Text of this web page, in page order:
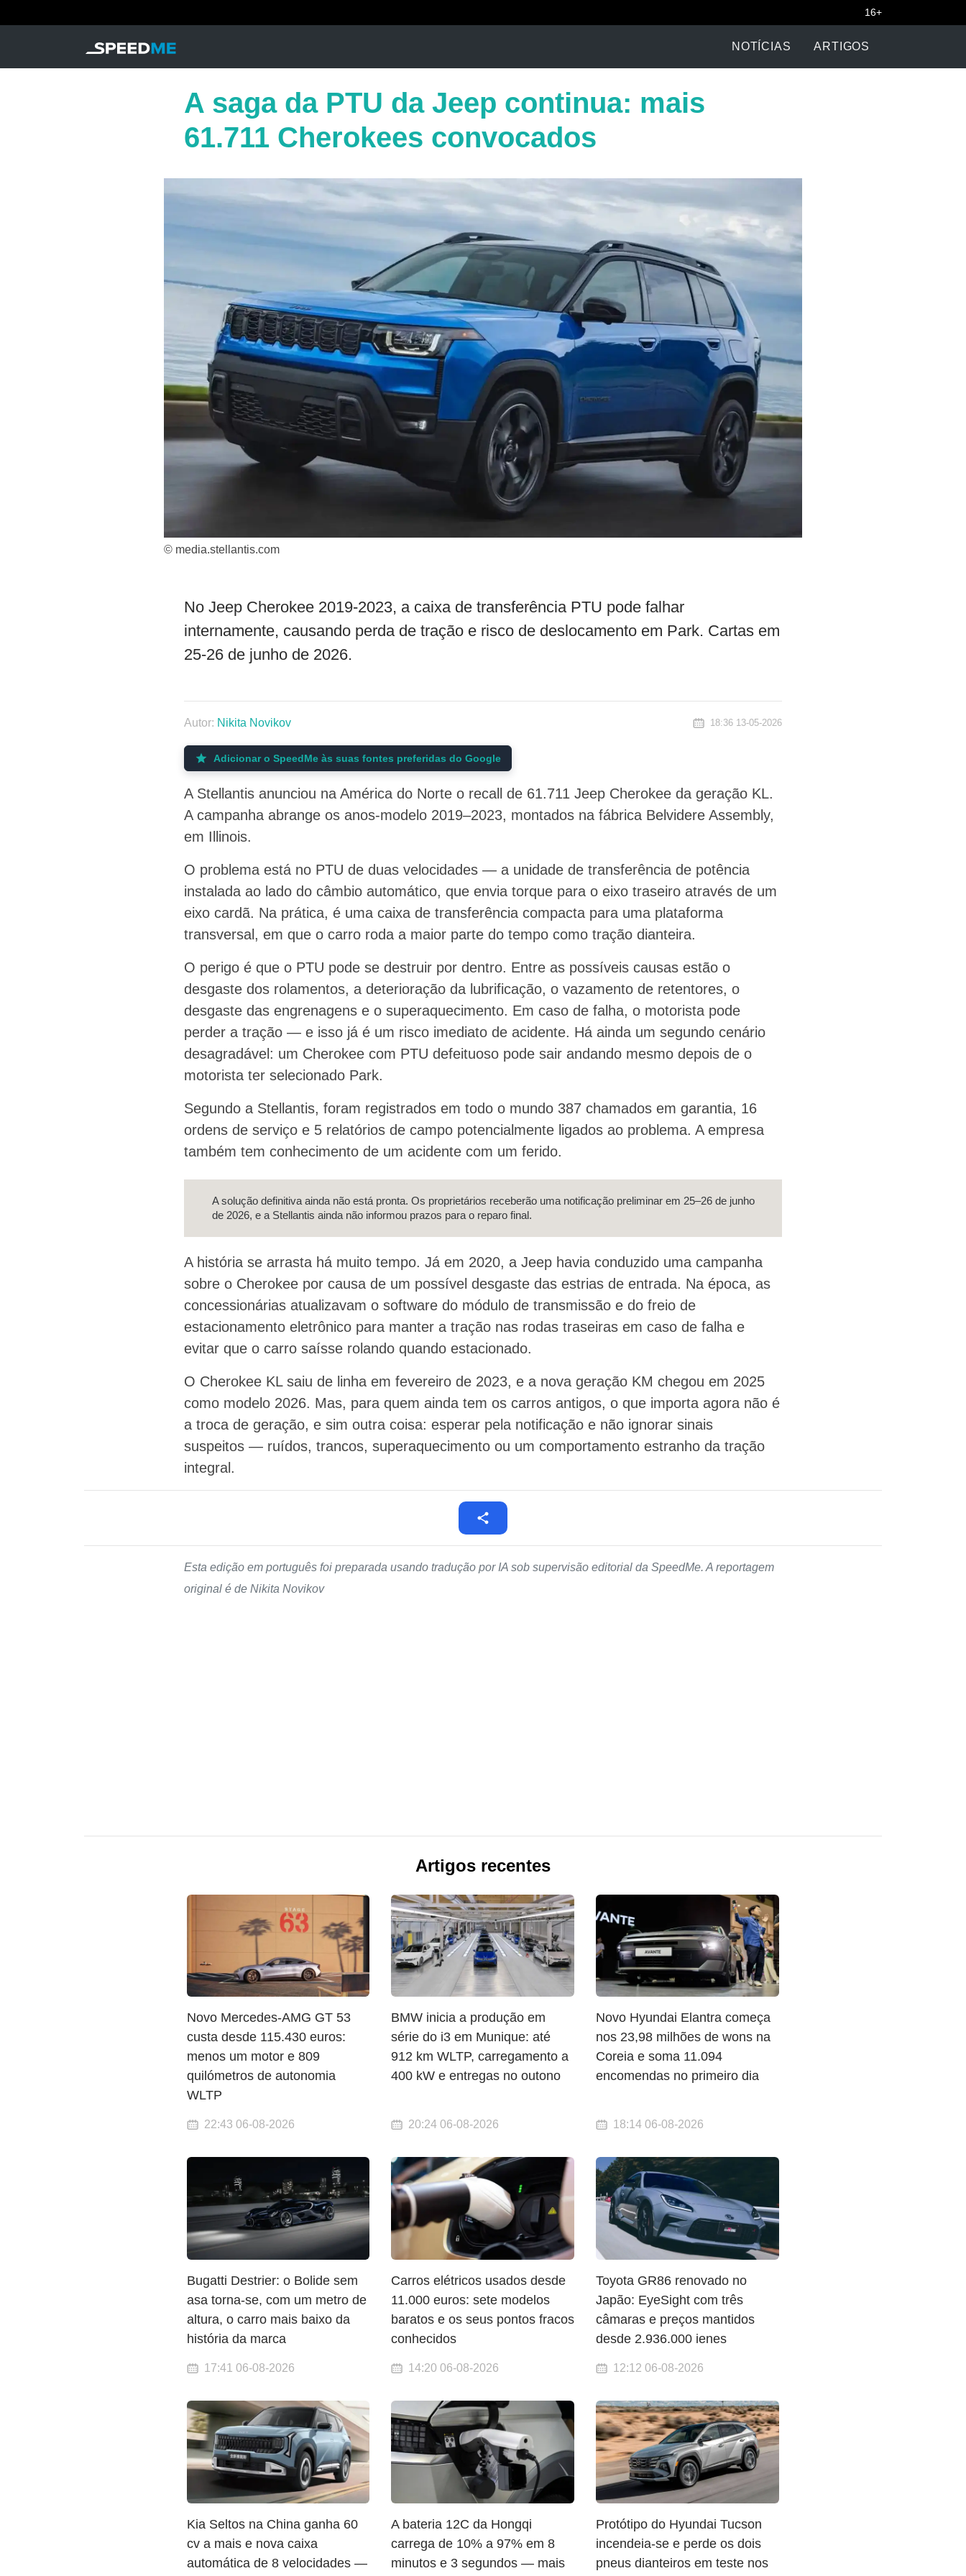
16+
NOTÍCIAS ARTIGOS
A saga da PTU da Jeep continua: mais
61.711 Cherokees convocados
© media.stellantis.com
No Jeep Cherokee 2019-2023, a caixa de transferência PTU pode falhar
internamente, causando perda de tração e risco de deslocamento em Park. Cartas em
25-26 de junho de 2026.
Autor: Nikita Novikov 18:36 13-05-2026
Adicionar o SpeedMe às suas fontes preferidas do Google
A Stellantis anunciou na América do Norte o recall de 61.711 Jeep Cherokee da geração KL.
A campanha abrange os anos-modelo 2019–2023, montados na fábrica Belvidere Assembly,
em Illinois.
O problema está no PTU de duas velocidades — a unidade de transferência de potência
instalada ao lado do câmbio automático, que envia torque para o eixo traseiro através de um
eixo cardã. Na prática, é uma caixa de transferência compacta para uma plataforma
transversal, em que o carro roda a maior parte do tempo como tração dianteira.
O perigo é que o PTU pode se destruir por dentro. Entre as possíveis causas estão o
desgaste dos rolamentos, a deterioração da lubrificação, o vazamento de retentores, o
desgaste das engrenagens e o superaquecimento. Em caso de falha, o motorista pode
perder a tração — e isso já é um risco imediato de acidente. Há ainda um segundo cenário
desagradável: um Cherokee com PTU defeituoso pode sair andando mesmo depois de o
motorista ter selecionado Park.
Segundo a Stellantis, foram registrados em todo o mundo 387 chamados em garantia, 16
ordens de serviço e 5 relatórios de campo potencialmente ligados ao problema. A empresa
também tem conhecimento de um acidente com um ferido.
A solução definitiva ainda não está pronta. Os proprietários receberão uma notificação preliminar em 25–26 de junho
de 2026, e a Stellantis ainda não informou prazos para o reparo final.
A história se arrasta há muito tempo. Já em 2020, a Jeep havia conduzido uma campanha
sobre o Cherokee por causa de um possível desgaste das estrias de entrada. Na época, as
concessionárias atualizavam o software do módulo de transmissão e do freio de
estacionamento eletrônico para manter a tração nas rodas traseiras em caso de falha e
evitar que o carro saísse rolando quando estacionado.
O Cherokee KL saiu de linha em fevereiro de 2023, e a nova geração KM chegou em 2025
como modelo 2026. Mas, para quem ainda tem os carros antigos, o que importa agora não é
a troca de geração, e sim outra coisa: esperar pela notificação e não ignorar sinais
suspeitos — ruídos, trancos, superaquecimento ou um comportamento estranho da tração
integral.
Esta edição em português foi preparada usando tradução por IA sob supervisão editorial da SpeedMe. A reportagem
original é de Nikita Novikov
Artigos recentes
Novo Mercedes-AMG GT 53
custa desde 115.430 euros:
menos um motor e 809
quilómetros de autonomia
WLTP
22:43 06-08-2026
BMW inicia a produção em
série do i3 em Munique: até
912 km WLTP, carregamento a
400 kW e entregas no outono
20:24 06-08-2026
Novo Hyundai Elantra começa
nos 23,98 milhões de wons na
Coreia e soma 11.094
encomendas no primeiro dia
18:14 06-08-2026
Bugatti Destrier: o Bolide sem
asa torna-se, com um metro de
altura, o carro mais baixo da
história da marca
17:41 06-08-2026
Carros elétricos usados desde
11.000 euros: sete modelos
baratos e os seus pontos fracos
conhecidos
14:20 06-08-2026
Toyota GR86 renovado no
Japão: EyeSight com três
câmaras e preços mantidos
desde 2.936.000 ienes
12:12 06-08-2026
Kia Seltos na China ganha 60
cv a mais e nova caixa
automática de 8 velocidades —
A bateria 12C da Hongqi
carrega de 10% a 97% em 8
minutos e 3 segundos — mais
Protótipo do Hyundai Tucson
incendeia-se e perde os dois
pneus dianteiros em teste nos